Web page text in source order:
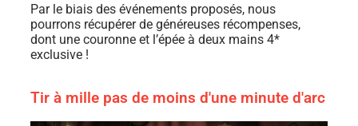
Par le biais des événements proposés, nous
pourrons récupérer de généreuses récompenses,
dont une couronne et l’épée à deux mains 4*
exclusive !
Tir à mille pas de moins d'une minute d'arc